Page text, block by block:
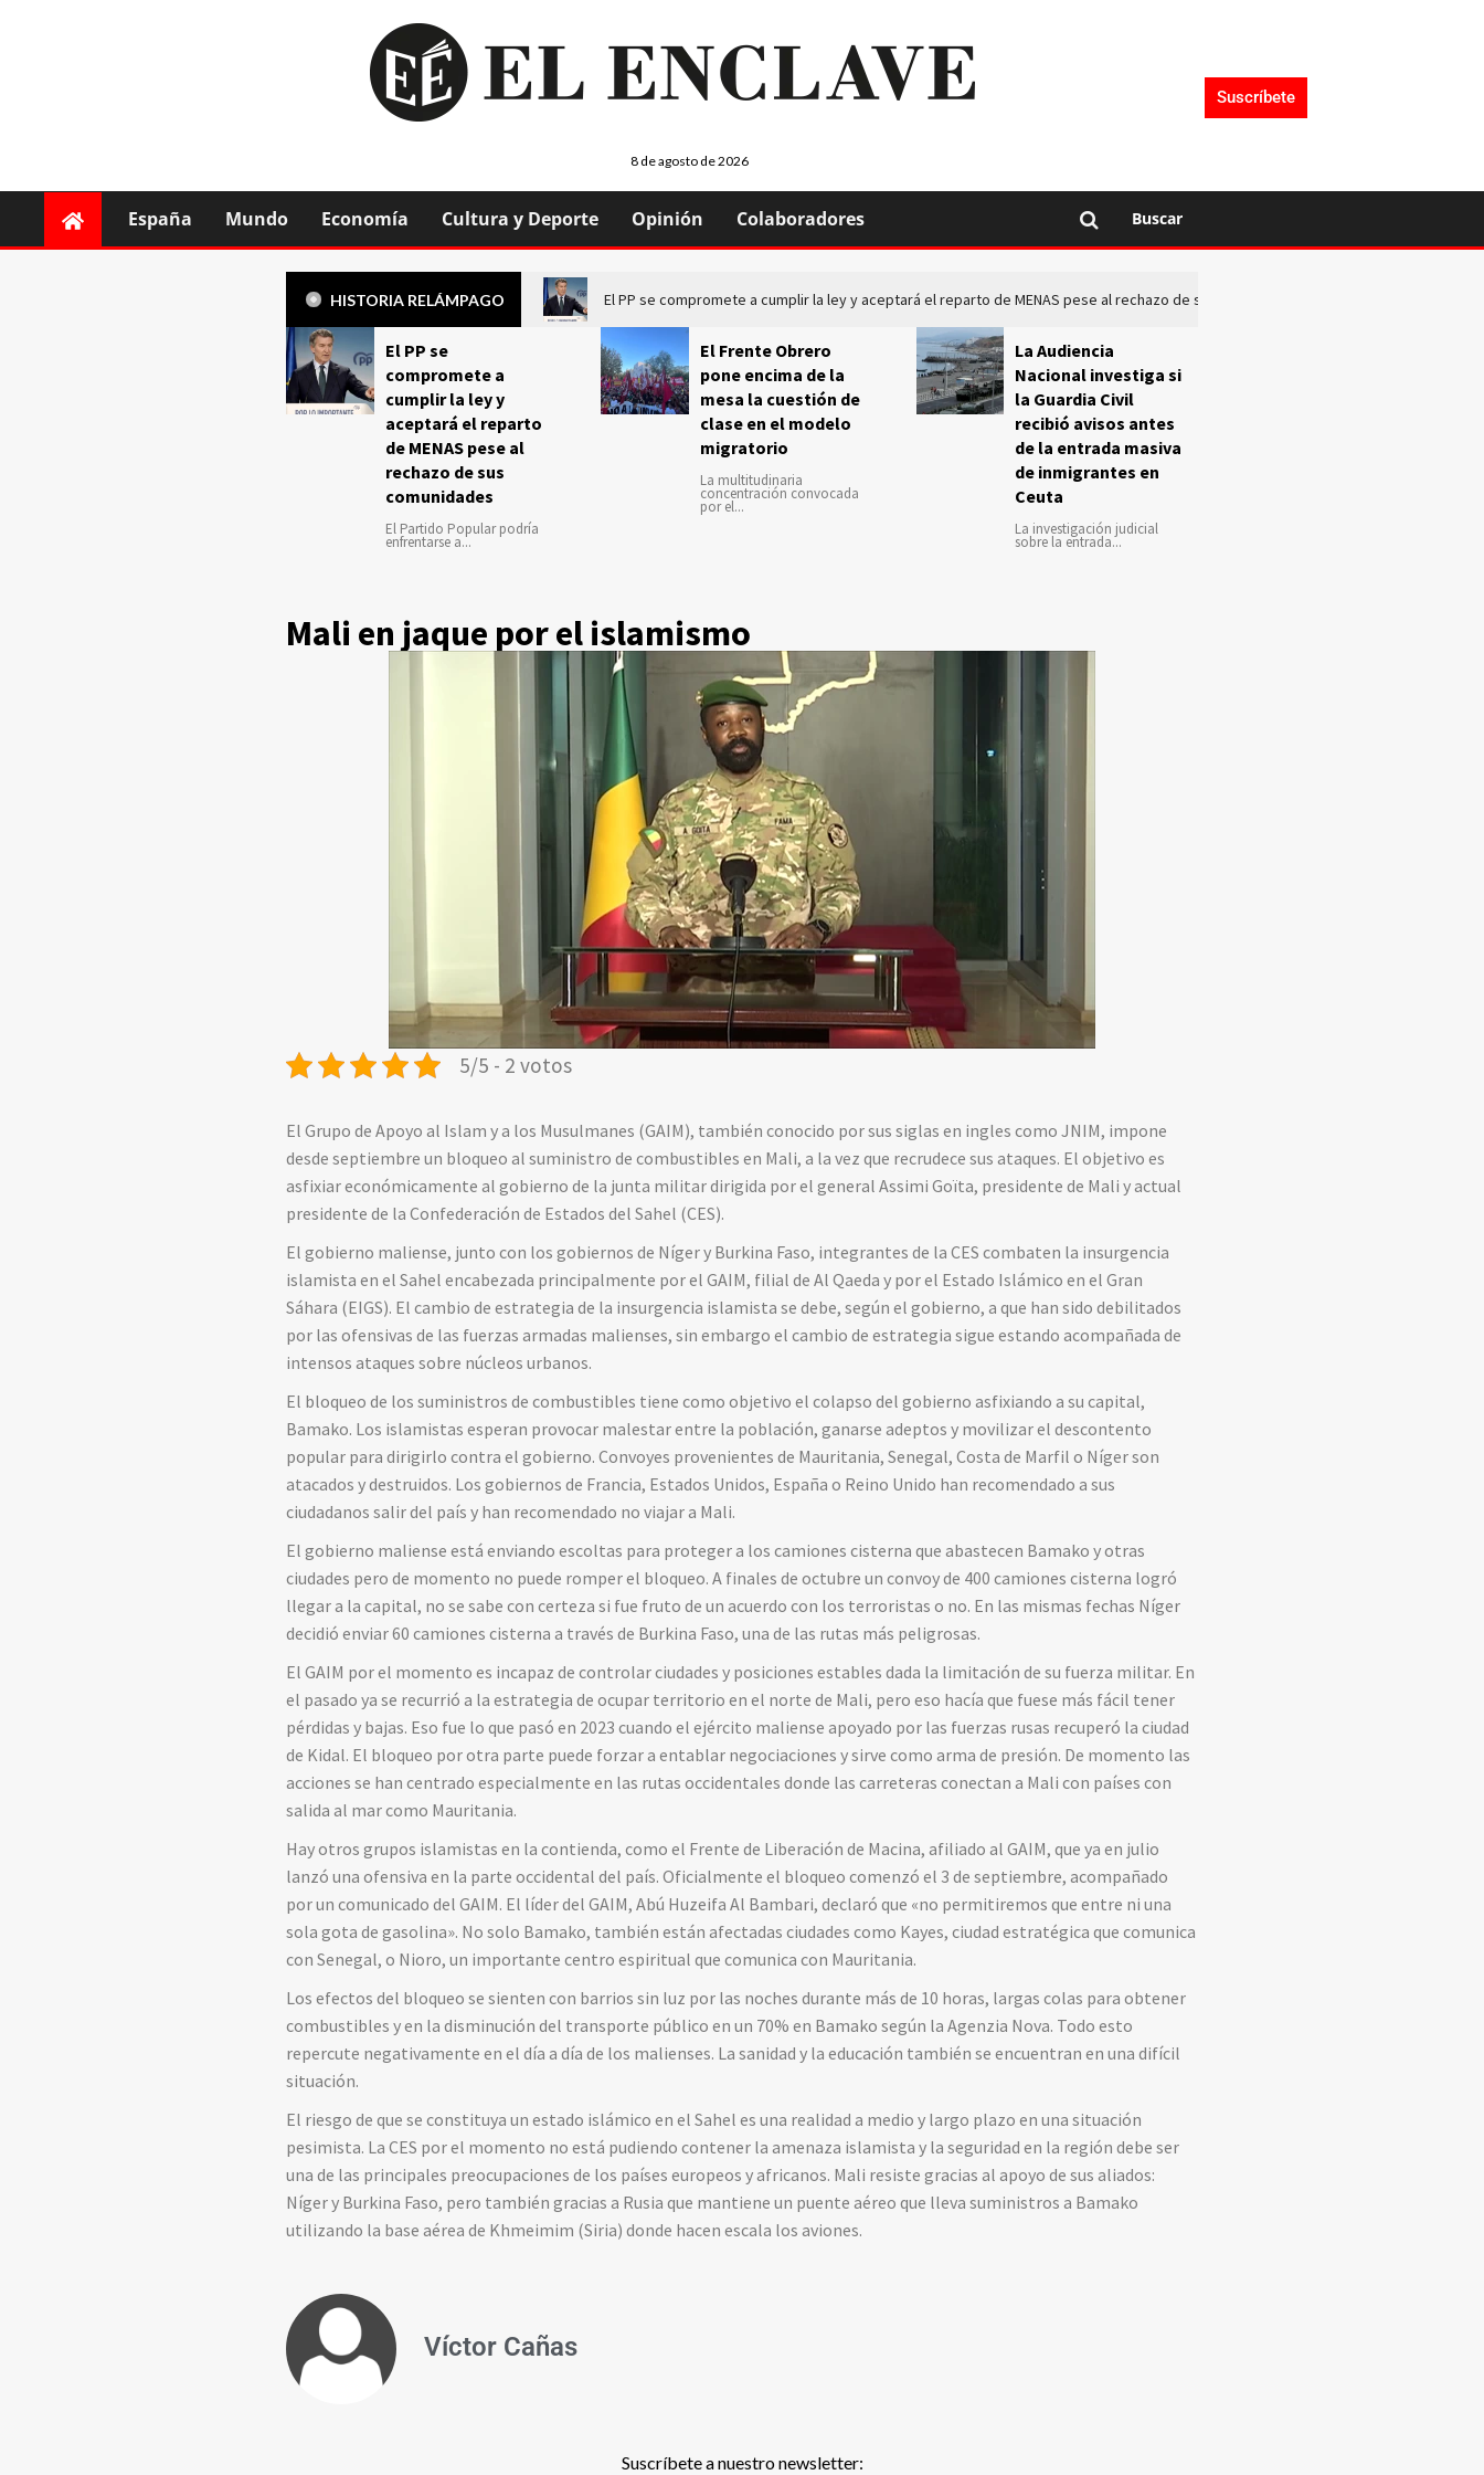
8 de agosto de 2026
Suscríbete
España Mundo Economía Cultura y Deporte Opinión Colaboradores Buscar
HISTORIA RELÁMPAGO El PP se compromete a cumplir la ley y aceptará el reparto de MENAS pese al rechazo de sus comunidades
El PP se
compromete a
cumplir la ley y
aceptará el reparto
de MENAS pese al
rechazo de sus
comunidades
El Partido Popular podría
enfrentarse a...
El Frente Obrero
pone encima de la
mesa la cuestión de
clase en el modelo
migratorio
La multitudinaria
concentración convocada
por el...
La Audiencia
Nacional investiga si
la Guardia Civil
recibió avisos antes
de la entrada masiva
de inmigrantes en
Ceuta
La investigación judicial
sobre la entrada...
Mali en jaque por el islamismo
5/5 - 2 votos
El Grupo de Apoyo al Islam y a los Musulmanes (GAIM), también conocido por sus siglas en ingles como JNIM, impone
desde septiembre un bloqueo al suministro de combustibles en Mali, a la vez que recrudece sus ataques. El objetivo es
asfixiar económicamente al gobierno de la junta militar dirigida por el general Assimi Goïta, presidente de Mali y actual
presidente de la Confederación de Estados del Sahel (CES).
El gobierno maliense, junto con los gobiernos de Níger y Burkina Faso, integrantes de la CES combaten la insurgencia
islamista en el Sahel encabezada principalmente por el GAIM, filial de Al Qaeda y por el Estado Islámico en el Gran
Sáhara (EIGS). El cambio de estrategia de la insurgencia islamista se debe, según el gobierno, a que han sido debilitados
por las ofensivas de las fuerzas armadas malienses, sin embargo el cambio de estrategia sigue estando acompañada de
intensos ataques sobre núcleos urbanos.
El bloqueo de los suministros de combustibles tiene como objetivo el colapso del gobierno asfixiando a su capital,
Bamako. Los islamistas esperan provocar malestar entre la población, ganarse adeptos y movilizar el descontento
popular para dirigirlo contra el gobierno. Convoyes provenientes de Mauritania, Senegal, Costa de Marfil o Níger son
atacados y destruidos. Los gobiernos de Francia, Estados Unidos, España o Reino Unido han recomendado a sus
ciudadanos salir del país y han recomendado no viajar a Mali.
El gobierno maliense está enviando escoltas para proteger a los camiones cisterna que abastecen Bamako y otras
ciudades pero de momento no puede romper el bloqueo. A finales de octubre un convoy de 400 camiones cisterna logró
llegar a la capital, no se sabe con certeza si fue fruto de un acuerdo con los terroristas o no. En las mismas fechas Níger
decidió enviar 60 camiones cisterna a través de Burkina Faso, una de las rutas más peligrosas.
El GAIM por el momento es incapaz de controlar ciudades y posiciones estables dada la limitación de su fuerza militar. En
el pasado ya se recurrió a la estrategia de ocupar territorio en el norte de Mali, pero eso hacía que fuese más fácil tener
pérdidas y bajas. Eso fue lo que pasó en 2023 cuando el ejército maliense apoyado por las fuerzas rusas recuperó la ciudad
de Kidal. El bloqueo por otra parte puede forzar a entablar negociaciones y sirve como arma de presión. De momento las
acciones se han centrado especialmente en las rutas occidentales donde las carreteras conectan a Mali con países con
salida al mar como Mauritania.
Hay otros grupos islamistas en la contienda, como el Frente de Liberación de Macina, afiliado al GAIM, que ya en julio
lanzó una ofensiva en la parte occidental del país. Oficialmente el bloqueo comenzó el 3 de septiembre, acompañado
por un comunicado del GAIM. El líder del GAIM, Abú Huzeifa Al Bambari, declaró que «no permitiremos que entre ni una
sola gota de gasolina». No solo Bamako, también están afectadas ciudades como Kayes, ciudad estratégica que comunica
con Senegal, o Nioro, un importante centro espiritual que comunica con Mauritania.
Los efectos del bloqueo se sienten con barrios sin luz por las noches durante más de 10 horas, largas colas para obtener
combustibles y en la disminución del transporte público en un 70% en Bamako según la Agenzia Nova. Todo esto
repercute negativamente en el día a día de los malienses. La sanidad y la educación también se encuentran en una difícil
situación.
El riesgo de que se constituya un estado islámico en el Sahel es una realidad a medio y largo plazo en una situación
pesimista. La CES por el momento no está pudiendo contener la amenaza islamista y la seguridad en la región debe ser
una de las principales preocupaciones de los países europeos y africanos. Mali resiste gracias al apoyo de sus aliados:
Níger y Burkina Faso, pero también gracias a Rusia que mantiene un puente aéreo que lleva suministros a Bamako
utilizando la base aérea de Khmeimim (Siria) donde hacen escala los aviones.
Víctor Cañas
Suscríbete a nuestro newsletter: